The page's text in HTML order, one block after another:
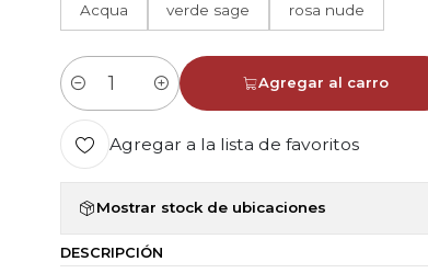
Acqua verde sage rosa nude
Cantidad
Agregar al carro
Agregar a la lista de favoritos
Mostrar stock de ubicaciones
DESCRIPCIÓN